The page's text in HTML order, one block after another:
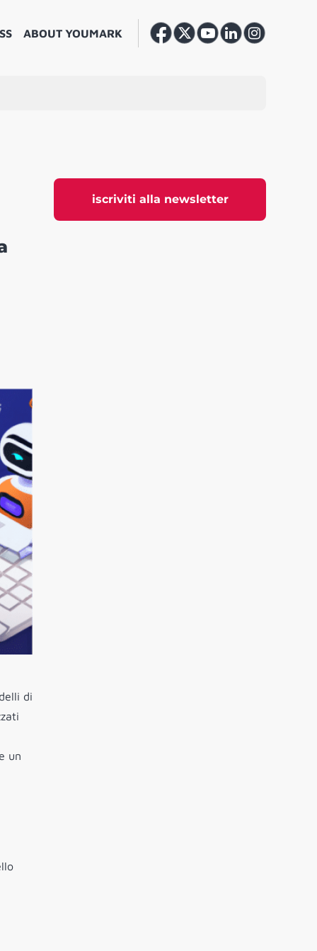
ABOUT YOUMARK
iscriviti alla newsletter
di
un